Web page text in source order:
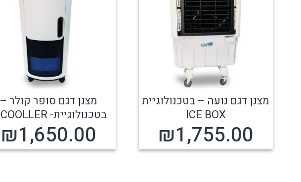
מצנן דגם נועה – בטכנולוגיית
ICE BOX
₪1,755.00
מצנן דגם סופר קולר –
בטכנולוגיית- E-COOLLER
₪1,650.00